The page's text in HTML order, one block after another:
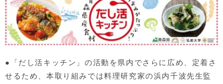
●「だし活キッチン」の活動を県内でさらに広め、定着さ
せるため、本取り組みでは料理研究家の浜内千波先生監